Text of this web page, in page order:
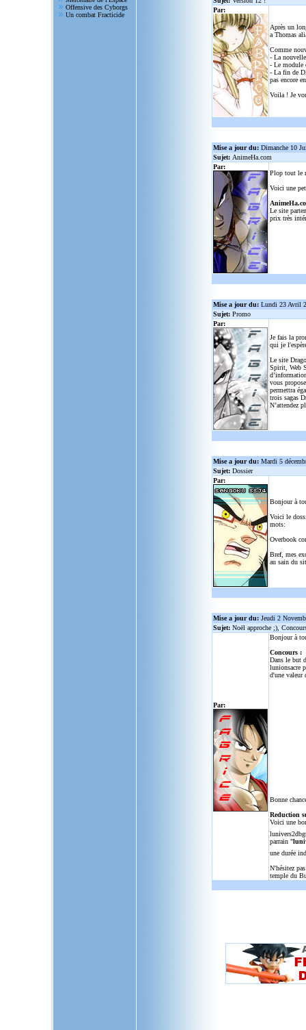
Offensive des Cyborgs
Un combat Fracticide
Par:
Après un
a Thomas
Comme
- La
- Le module
- La fin de
pas encore
Voila ! Je
Mise a jour du: Dimanche 10
Sujet: AnimeHa.com
Par:
Plop tout le
Voici une
Le site
prix très
Mise a jour du: Lundi 23 Avril
Sujet: Promo
Par:
Je fais la
qui je
Le site
Spirit, Web
vous
permettra
trois sagas
N’attendez
Mise a jour du: Mardi 5
Sujet: Dossier
Par:
Bonjour à
Voici le
mots:
Overbook
Bref, mes
au sain du
Mise a jour du: Jeudi 2
Sujet: Noël approche ;),
Par:
Bonjour à
Concours :
Dans le but
lunionsacre
d'une valeur
Bonne
Reduction
Voici une
parrain "
une durée
N'hésitez
temple du